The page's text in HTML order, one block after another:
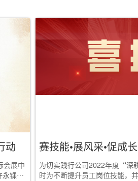
动
会展中
永锞，
为切实践行公司2022年度“
时为不断提升员工岗位技能，